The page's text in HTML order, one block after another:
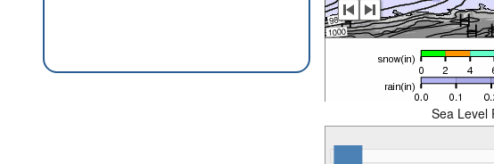
Sea Level